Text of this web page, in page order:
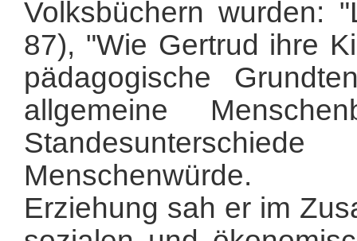
Volksbüchern wurden:
87), "Wie Gertrud ihre
pädagogische
allgemeine
Menschenwürde.
Erziehung sah er im